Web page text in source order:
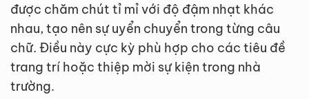
được chăm chút tỉ mỉ với độ đậm nhạt khác
nhau, tạo nên sự uyển chuyển trong từng câu
chữ. Điều này cực kỳ phù hợp cho các tiêu đề
trang trí hoặc thiệp mời sự kiện trong nhà
trường.